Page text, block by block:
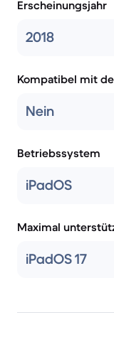
Erscheinungsjahr
2018
Kompatibel mit
Nein
Betriebssystem
iPadOS
Maximal
iPadOS 17